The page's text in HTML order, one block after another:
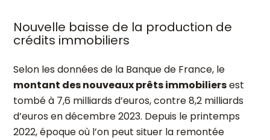
Nouvelle baisse de la production de
crédits immobiliers
Selon les données de la Banque de France, le
montant des nouveaux prêts immobiliersest
tombé à 7,6 milliards d’euros, contre 8,2 milliards
d’euros en décembre 2023. Depuis le printemps
2022, époque où l’on peut situer la remontée